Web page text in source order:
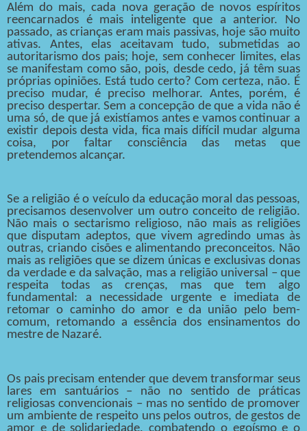
Além do mais, cada nova geração de novos espíritos
reencarnados é mais inteligente que a anterior. No
passado, as crianças eram mais passivas, hoje são muito
ativas. Antes, elas aceitavam tudo, submetidas ao
autoritarismo dos pais; hoje, sem conhecer limites, elas
se manifestam como são, pois, desde cedo, já têm suas
próprias opiniões. Está tudo certo? Com certeza, não. É
preciso mudar, é preciso melhorar. Antes, porém, é
preciso despertar. Sem a concepção de que a vida não é
uma só, de que já existíamos antes e vamos continuar a
existir depois desta vida, fica mais difícil mudar alguma
coisa, por faltar consciência das metas que
pretendemos alcançar.
Se a religião é o veículo da educação moral das pessoas,
precisamos desenvolver um outro conceito de religião.
Não mais o sectarismo religioso, não mais as religiões
que disputam adeptos, que vivem agredindo umas às
outras, criando cisões e alimentando preconceitos. Não
mais as religiões que se dizem únicas e exclusivas donas
da verdade e da salvação, mas a religião universal – que
respeita todas as crenças, mas que tem algo
fundamental: a necessidade urgente e imediata de
retomar o caminho do amor e da união pelo bem-
comum, retomando a essência dos ensinamentos do
mestre de Nazaré.
Os pais precisam entender que devem transformar seus
lares em santuários – não no sentido de práticas
religiosas convencionais – mas no sentido de promover
um ambiente de respeito uns pelos outros, de gestos de